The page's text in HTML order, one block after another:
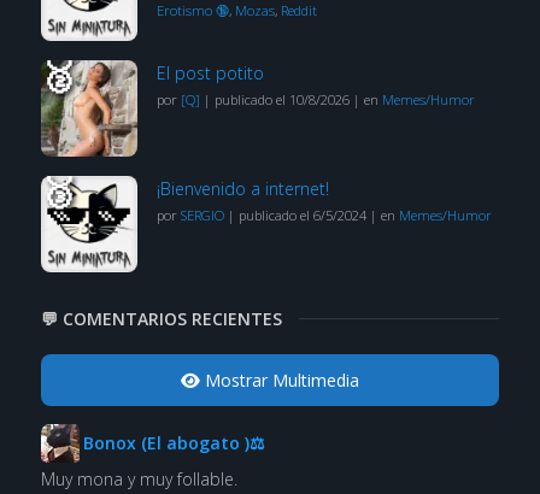
Erotismo 🔞, Mozas, Reddit
El post potito
por [Q] | publicado el 10/8/2026| en Memes/Humor
¡Bienvenido a internet!
por SERGIO| publicado el 6/5/2024| en Memes/Humor
💬 COMENTARIOS RECIENTES
Mostrar Multimedia
Bonox (El abogato )⚖
Muy mona y muy follable.